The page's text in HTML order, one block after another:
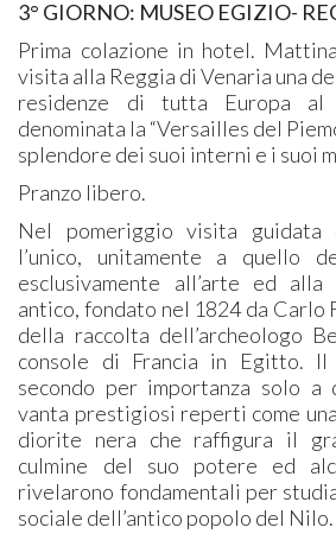
3° GIORNO: MUSEO EGIZIO-
Prima colazione in hotel.
visita alla Reggia di Venaria una
residenze di tutta Europa al
denominata la “Versailles del
splendore dei suoi interni e i suoi
Pranzo libero.
Nel pomeriggio visita guidata
l’unico, unitamente a quello
esclusivamente all’arte ed
antico, fondato nel 1824 da Carlo
della raccolta dell’archeologo
console di Francia in Egitto. Il
secondo per importanza solo
vanta prestigiosi reperti come
diorite nera che raffigura il
culmine del suo potere ed
rivelarono fondamentali per
sociale dell’antico popolo del Nilo.